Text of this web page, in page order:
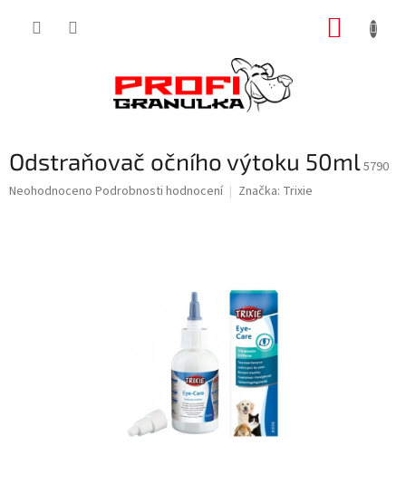
Odstraňovač očního výtoku 50ml5790
Průměrné
Neohodnoceno Podrobnosti hodnocení Značka: Trixie